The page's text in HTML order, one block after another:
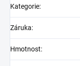
Kategorie:
Záruka:
Hmotnost: